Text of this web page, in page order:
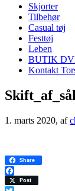
Skjorter
Tilbehør
Casual tøj
Festtøj
Leben
BUTIK
Kontakt
1. marts 2020, af
Share
Facebook
Post